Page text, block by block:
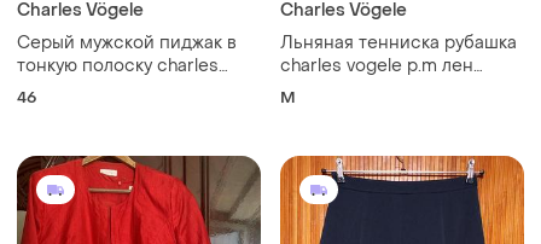
Charles Vögele
Серый мужской пиджак в
тонкую полоску charles
vogele/26
46
Charles Vögele
Льняная тенниска рубашка
charles vogele p.m лен
хлопок
M